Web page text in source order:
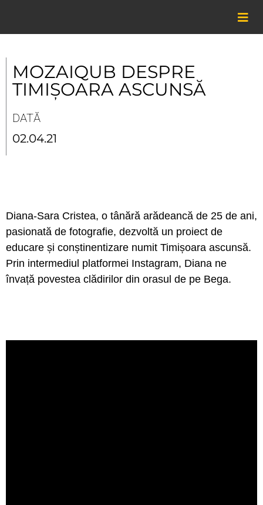
content
MOZAIQUB DESPRE
TIMIȘOARA ASCUNSĂ
DATĂ
02.04.21
Diana-Sara Cristea, o tânără arădeancă de 25 de ani,
pasionată de fotografie, dezvoltă un proiect de
educare și conștinentizare numit Timișoara ascunsă.
Prin intermediul platformei Instagram, Diana ne
învață povestea clădirilor din orasul de pe Bega.